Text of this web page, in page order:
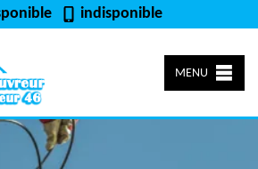
indisponible
MENU